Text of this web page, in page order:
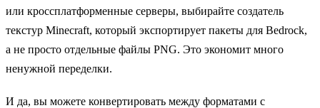
или кроссплатформенные серверы, выбирайте создатель
текстур Minecraft, который экспортирует пакеты для Bedrock,
а не просто отдельные файлы PNG. Это экономит много
ненужной переделки.
И да, вы можете конвертировать между форматами с